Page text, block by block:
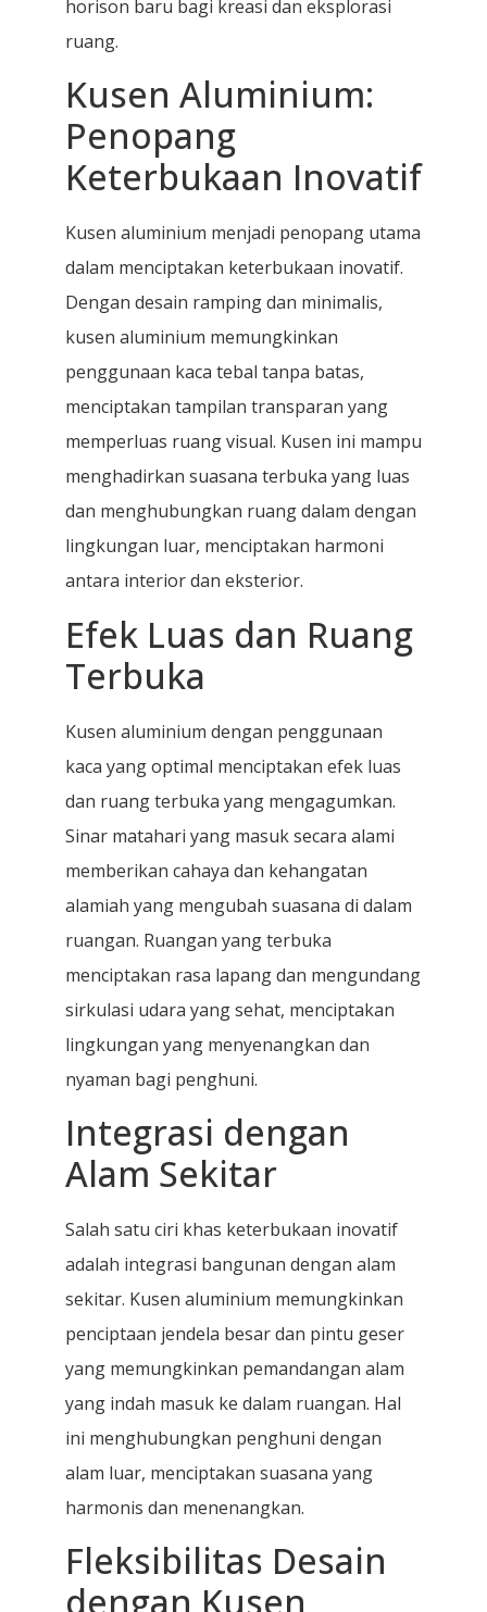
horison baru bagi kreasi dan eksplorasi
ruang.
Kusen Aluminium:
Penopang
Keterbukaan Inovatif
Kusen aluminium menjadi penopang utama
dalam menciptakan keterbukaan inovatif.
Dengan desain ramping dan minimalis,
kusen aluminium memungkinkan
penggunaan kaca tebal tanpa batas,
menciptakan tampilan transparan yang
memperluas ruang visual. Kusen ini mampu
menghadirkan suasana terbuka yang luas
dan menghubungkan ruang dalam dengan
lingkungan luar, menciptakan harmoni
antara interior dan eksterior.
Efek Luas dan Ruang
Terbuka
Kusen aluminium dengan penggunaan
kaca yang optimal menciptakan efek luas
dan ruang terbuka yang mengagumkan.
Sinar matahari yang masuk secara alami
memberikan cahaya dan kehangatan
alamiah yang mengubah suasana di dalam
ruangan. Ruangan yang terbuka
menciptakan rasa lapang dan mengundang
sirkulasi udara yang sehat, menciptakan
lingkungan yang menyenangkan dan
nyaman bagi penghuni.
Integrasi dengan
Alam Sekitar
Salah satu ciri khas keterbukaan inovatif
adalah integrasi bangunan dengan alam
sekitar. Kusen aluminium memungkinkan
penciptaan jendela besar dan pintu geser
yang memungkinkan pemandangan alam
yang indah masuk ke dalam ruangan. Hal
ini menghubungkan penghuni dengan
alam luar, menciptakan suasana yang
harmonis dan menenangkan.
Fleksibilitas Desain
dengan Kusen